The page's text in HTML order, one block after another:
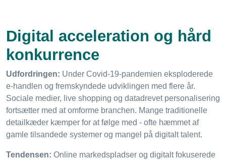
Digital acceleration og hård
konkurrence
Udfordringen: Under Covid-19-pandemien eksploderede
e-handlen og fremskyndede udviklingen med flere år.
Sociale medier, live shopping og datadrevet personalisering
fortsætter med at omforme branchen. Mange traditionelle
detailkæder kæmper for at følge med - ofte hæmmet af
gamle tilsandede systemer og mangel på digitalt talent.
Tendensen: Online markedspladser og digitalt fokuserede